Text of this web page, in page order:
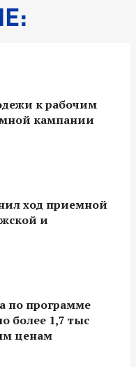
к рабочим
кампании
ход приемной
и
по программе
более 1,7 тыс
ценам